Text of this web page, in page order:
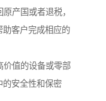
产国或者退税，
助客户完成相应的
价值的设备或零部
的安全性和保密